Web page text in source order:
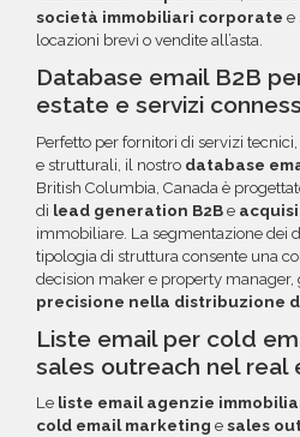
società immobiliari corporate e
locazioni brevi o vendite all’asta.
Database email B2B
estate e servizi
Perfetto per fornitori di servizi
e strutturali, il nostro database
British Columbia, Canada è
di lead generation B2B e
immobiliare. La segmentazione dei
tipologia di struttura consente una
decision maker e property manager,
precisione nella distribuzione
Liste email per cold
sales outreach nel real
Le liste email agenzie
cold email marketing e sales